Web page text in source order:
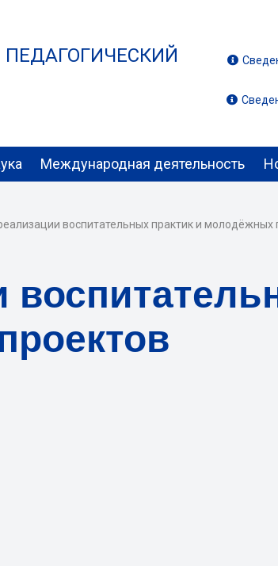
Международная деятельность
воспитательных практик и молодёжных